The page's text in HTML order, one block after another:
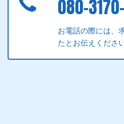
080-
お電話の際には、
たとお伝えくださ